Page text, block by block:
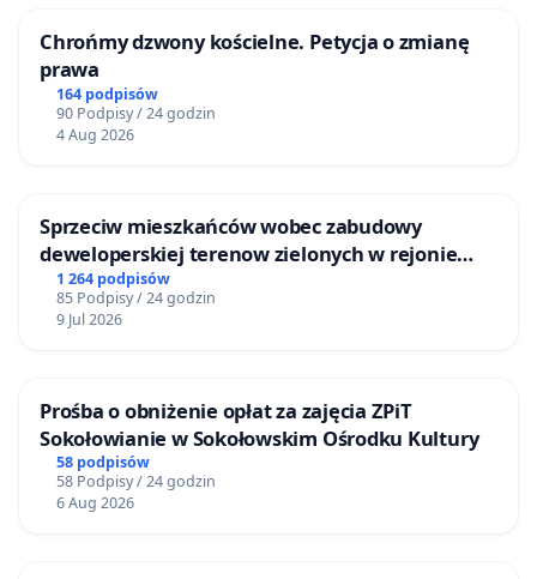
Chrońmy dzwony kościelne. Petycja o zmianę
prawa
164 podpisów
90 Podpisy / 24 godzin
4 Aug 2026
Sprzeciw mieszkańców wobec zabudowy
deweloperskiej terenow zielonych w rejonie
Bulwarów Straceńskich w Bielsku-Białej
1 264 podpisów
85 Podpisy / 24 godzin
9 Jul 2026
Prośba o obniżenie opłat za zajęcia ZPiT
Sokołowianie w Sokołowskim Ośrodku Kultury
58 podpisów
58 Podpisy / 24 godzin
6 Aug 2026